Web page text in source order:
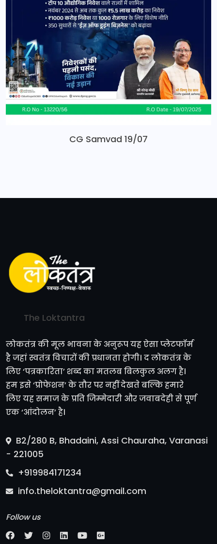
CG Samvad 19/07
The Loktantra
लोकतंत्र की मूल भावना के अनुरूप यह ऐसा प्लेटफॉर्म
है जहां स्वतंत्र विचारों की प्रधानता होगी। द लोकतंत्र के
लिए ‘पत्रकारिता’ शब्द का मतलब बिलकुल अलग है।
हम इसे ‘प्रोफेशन’ के तौर पर नहीं देखते बल्कि हमारे
लिए यह समाज के प्रति जिम्मेदारी और जवाबदेही से पूर्ण
एक ‘आंदोलन’ है।
B2/280 B, Bhadaini, Assi Chauraha, Varanasi
- 221005
+919984171234
info.theloktantra@gmail.com
Follow us